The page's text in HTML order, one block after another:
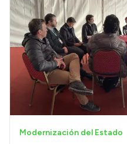
Modernización del Estado